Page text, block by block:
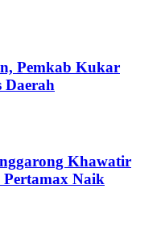
Pemkab Kukar
Daerah
Khawatir
Naik